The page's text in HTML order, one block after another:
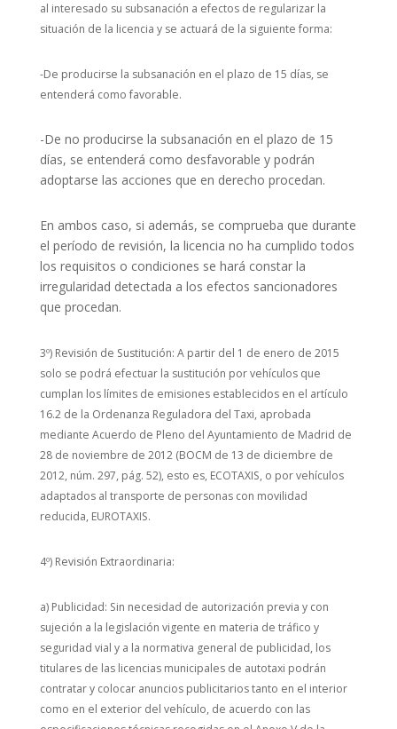
al interesado su subsanación a efectos de regularizar la
situación de la licencia y se actuará de la siguiente forma:
-De producirse la subsanación en el plazo de 15 días, se
entenderá como favorable.
-De no producirse la subsanación en el plazo de 15
días, se entenderá como desfavorable y podrán
adoptarse las acciones que en derecho procedan.
En ambos caso, si además, se comprueba que durante
el período de revisión, la licencia no ha cumplido todos
los requisitos o condiciones se hará constar la
irregularidad detectada a los efectos sancionadores
que procedan.
3º) Revisión de Sustitución: A partir del 1 de enero de 2015
solo se podrá efectuar la sustitución por vehículos que
cumplan los límites de emisiones establecidos en el artículo
16.2 de la Ordenanza Reguladora del Taxi, aprobada
mediante Acuerdo de Pleno del Ayuntamiento de Madrid de
28 de noviembre de 2012 (BOCM de 13 de diciembre de
2012, núm. 297, pág. 52), esto es, ECOTAXIS, o por vehículos
adaptados al transporte de personas con movilidad
reducida, EUROTAXIS.
4º) Revisión Extraordinaria:
a) Publicidad: Sin necesidad de autorización previa y con
sujeción a la legislación vigente en materia de tráfico y
seguridad vial y a la normativa general de publicidad, los
titulares de las licencias municipales de autotaxi podrán
contratar y colocar anuncios publicitarios tanto en el interior
como en el exterior del vehículo, de acuerdo con las